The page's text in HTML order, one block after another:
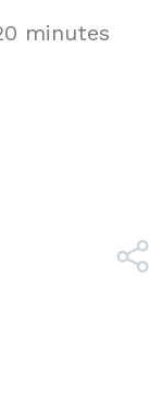
minutes